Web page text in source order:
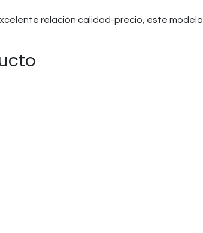
relación calidad-precio, este